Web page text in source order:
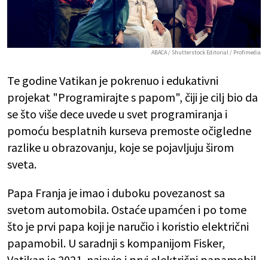
ABACA / Shutterstock Editorial / Profimedia
Te godine Vatikan je pokrenuo i edukativni
projekat "Programirajte s papom", čiji je cilj bio da
se što više dece uvede u svet programiranja i
pomoću besplatnih kurseva premoste očigledne
razlike u obrazovanju, koje se pojavljuju širom
sveta.
Papa Franja je imao i duboku povezanost sa
svetom automobila. Ostaće upamćen i po tome
što je prvi papa koji je naručio i koristio električni
papamobil. U saradnji s kompanijom Fisker,